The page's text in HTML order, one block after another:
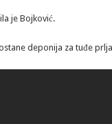
je Bojković.
deponija za tuđe